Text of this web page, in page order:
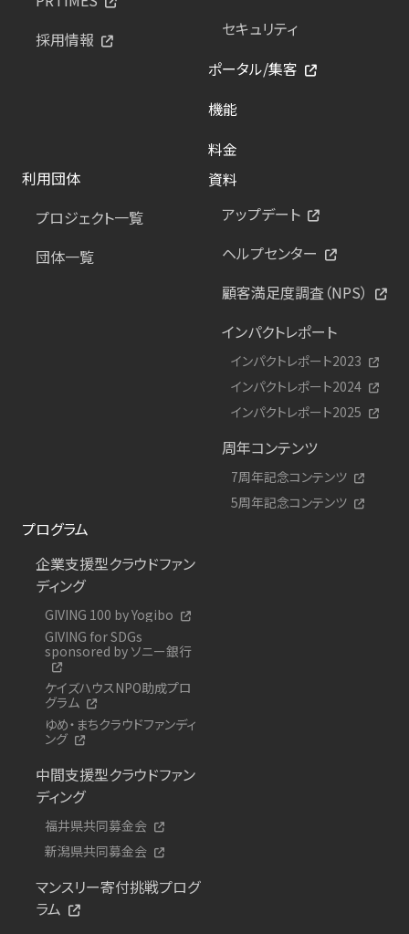
採用情報
セキュリティ
ポータル/集客
機能
料金
利用団体
プロジェクト一覧
団体一覧
資料
アップデート
ヘルプセンター
顧客満足度調査（NPS）
インパクトレポート
インパクトレポート2023
インパクトレポート2024
インパクトレポート2025
周年コンテンツ
7周年記念コンテンツ
5周年記念コンテンツ
プログラム
企業支援型クラウドファン
ディング
GIVING 100 by Yogibo
GIVING for SDGs
sponsored by ソニー銀行
ケイズハウスNPO助成プロ
グラム
ゆめ・まちクラウドファンディ
ング
中間支援型クラウドファン
ディング
福井県共同募金会
新潟県共同募金会
マンスリー寄付挑戦プログ
ラム